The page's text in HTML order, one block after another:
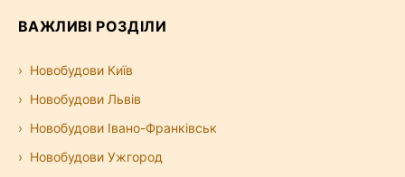
ВАЖЛИВІ РОЗДІЛИ
Новобудови Київ
Новобудови Львів
Новобудови Івано-Франківськ
Новобудови Ужгород